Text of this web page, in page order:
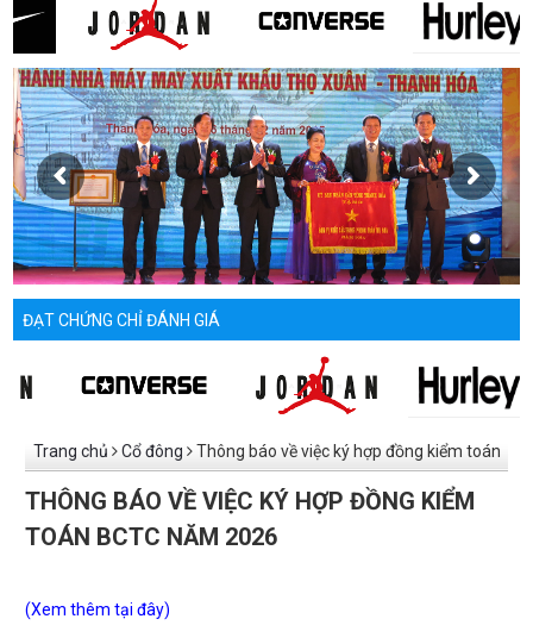
ĐẠT CHỨNG CHỈ ĐÁNH GIÁ
Trang chủ Cổ đông Thông báo về việc ký hợp đồng kiểm toán
BCTC năm 2026
THÔNG BÁO VỀ VIỆC KÝ HỢP ĐỒNG KIỂM
TOÁN BCTC NĂM 2026
(Xem thêm tại đây)